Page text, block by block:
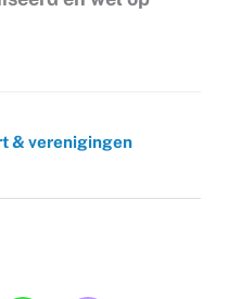
& verenigingen